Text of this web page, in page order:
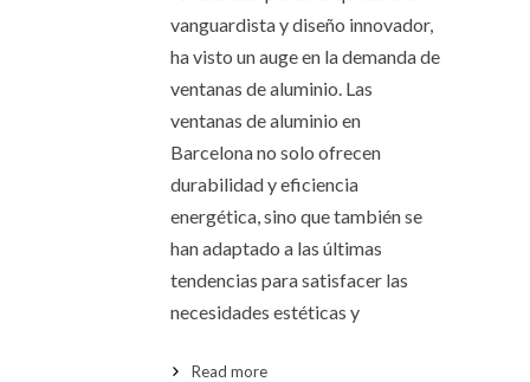
vanguardista y diseño innovador,
ha visto un auge en la demanda de
ventanas de aluminio. Las
ventanas de aluminio en
Barcelona no solo ofrecen
durabilidad y eficiencia
energética, sino que también se
han adaptado a las últimas
tendencias para satisfacer las
necesidades estéticas y
Read more